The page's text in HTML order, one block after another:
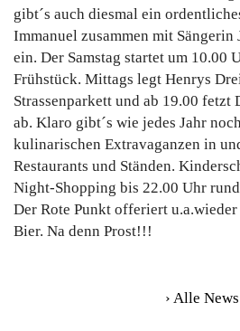
gibt´s auch diesmal ein
Immanuel zusammen mit Sängerin
ein. Der Samstag startet um 10.00
Frühstück. Mittags legt Henrys
Strassenparkett und ab 19.00
ab. Klaro gibt´s wie jedes Jahr
kulinarischen Extravaganzen in
Restaurants und Ständen.
Night-Shopping bis 22.00 Uhr
Der Rote Punkt offeriert
Bier. Na denn Prost!!!
› Alle News